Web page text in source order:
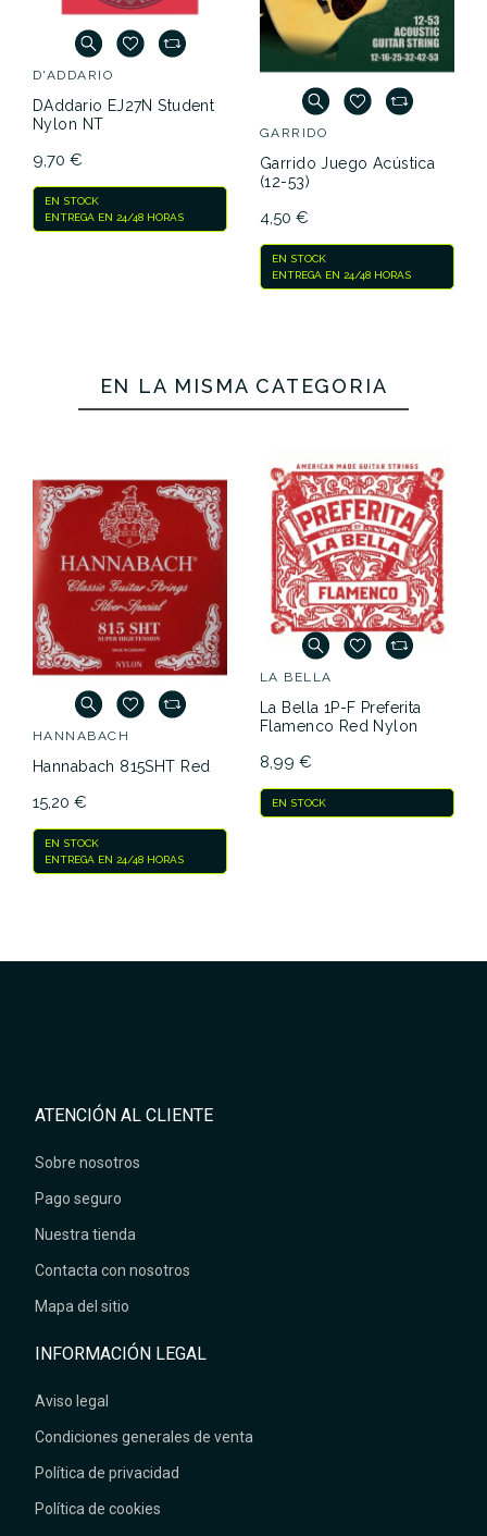
D'ADDARIO
DAddario EJ27N Student
Nylon NT
9,70 €
EN STOCK
ENTREGA EN 24/48 HORAS
GARRIDO
Garrido Juego Acústica
(12-53)
4,50 €
EN STOCK
ENTREGA EN 24/48 HORAS
EN LA MISMA CATEGORÍA
HANNABACH
Hannabach 815SHT Red
15,20 €
EN STOCK
ENTREGA EN 24/48 HORAS
LA BELLA
La Bella 1P-F Preferita
Flamenco Red Nylon
8,99 €
EN STOCK
ATENCIÓN AL CLIENTE
Sobre nosotros
Pago seguro
Nuestra tienda
Contacta con nosotros
Mapa del sitio
INFORMACIÓN LEGAL
Aviso legal
Condiciones generales de venta
Política de privacidad
Política de cookies